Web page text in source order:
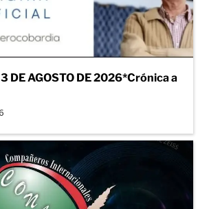
DE AGOSTO DE 2026*Crónica a